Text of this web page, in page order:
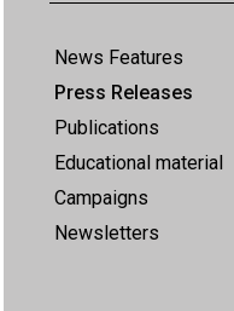
News Features
Press Releases
Publications
Educational material
Campaigns
Newsletters